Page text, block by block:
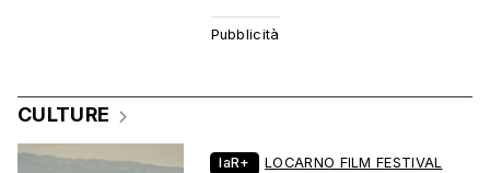
CULTURE
laR+ LOCARNO FILM FESTIVAL